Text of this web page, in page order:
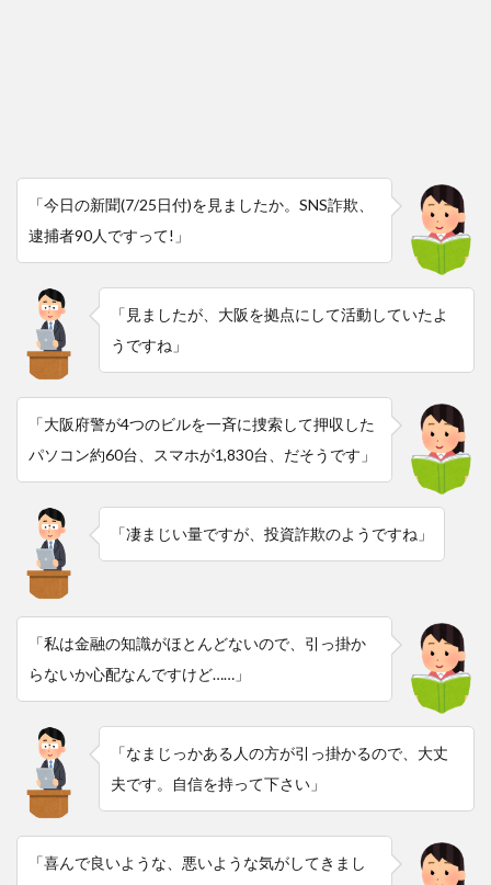
「今日の新聞(7/25日付)を見ましたか。SNS詐欺、
逮捕者90人ですって!」
「見ましたが、大阪を拠点にして活動していたよ
うですね」
「大阪府警が4つのビルを一斉に捜索して押収した
パソコン約60台、スマホが1,830台、だそうです」
「凄まじい量ですが、投資詐欺のようですね」
「私は金融の知識がほとんどないので、引っ掛か
らないか心配なんですけど……」
「なまじっかある人の方が引っ掛かるので、大丈
夫です。自信を持って下さい」
「喜んで良いような、悪いような気がしてきまし